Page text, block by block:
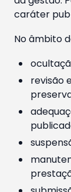
caráter
No âmbito
revisão